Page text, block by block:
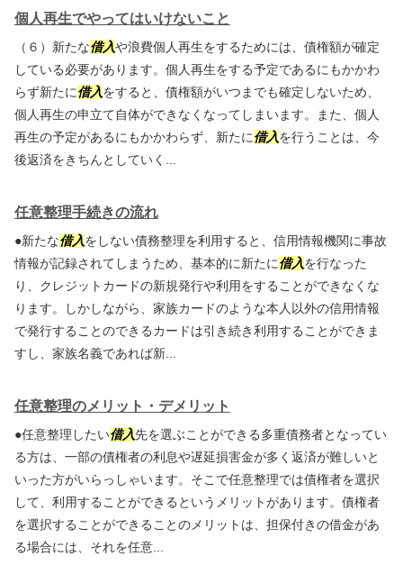
個人再生でやってはいけないこと
（６）新たな借入や浪費個人再生をするためには、債権額が確定
している必要があります。個人再生をする予定であるにもかかわ
らず新たに借入をすると、債権額がいつまでも確定しないため、
個人再生の申立て自体ができなくなってしまいます。また、個人
再生の予定があるにもかかわらず、新たに借入を行うことは、今
後返済をきちんとしていく...
任意整理手続きの流れ
●新たな借入をしない債務整理を利用すると、信用情報機関に事故
情報が記録されてしまうため、基本的に新たに借入を行なった
り、クレジットカードの新規発行や利用をすることができなくな
ります。しかしながら、家族カードのような本人以外の信用情報
で発行することのできるカードは引き続き利用することができま
すし、家族名義であれば新...
任意整理のメリット・デメリット
●任意整理したい借入先を選ぶことができる多重債務者となってい
る方は、一部の債権者の利息や遅延損害金が多く返済が難しいと
いった方がいらっしゃいます。そこで任意整理では債権者を選択
して、利用することができるというメリットがあります。債権者
を選択することができることのメリットは、担保付きの借金があ
る場合には、それを任意...